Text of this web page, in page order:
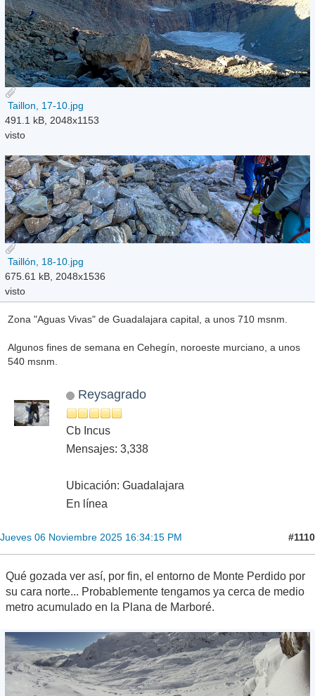
Taillon, 17-10.jpg
491.1 kB, 2048x1153
visto
Taillón, 18-10.jpg
675.61 kB, 2048x1536
visto
Zona "Aguas Vivas" de Guadalajara capital, a unos 710 msnm.
Algunos fines de semana en Cehegín, noroeste murciano, a unos
540 msnm.
Reysagrado
Cb Incus
Mensajes: 3,338
Ubicación: Guadalajara
En línea
Jueves 06 Noviembre 2025 16:34:15 PM #1110
Qué gozada ver así, por fin, el entorno de Monte Perdido por
su cara norte... Probablemente tengamos ya cerca de medio
metro acumulado en la Plana de Marboré.